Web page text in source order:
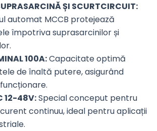
ȘI SCURTCIRCUIT:
automat MCCB protejează
împotriva suprasarcinilor și
100A:Capacitate optimă
de înaltă putere, asigurând
12-48V:Special conceput pentru
continuu, ideal pentru aplicații